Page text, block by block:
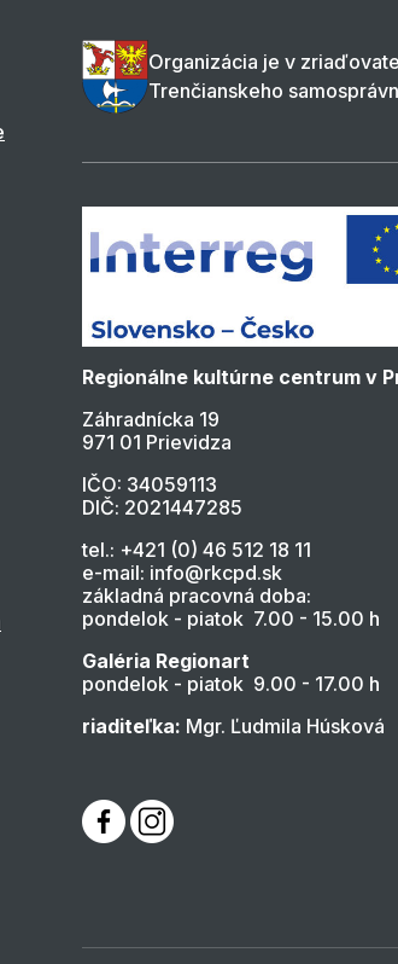
Organizácia je v
Trenčianskeho
Regionálne kultúrne centrum v
Záhradnícka 19
971 01 Prievidza
IČO: 34059113
DIČ: 2021447285
tel.: +421 (0) 46 512 18 11
e-mail: info@rkcpd.sk
základná pracovná doba:
pondelok - piatok 7.00 - 15.00 h
Galéria Regionart
pondelok - piatok 9.00 - 17.00 h
riaditeľka: Mgr. Ľudmila Húsková